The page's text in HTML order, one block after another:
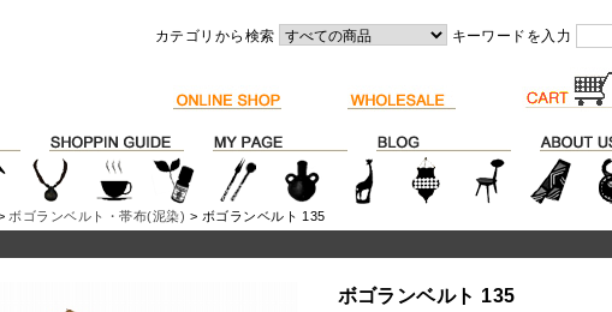
カテゴリから検索 キーワードを入力
ボゴランベルト・帯布(泥染) > ボゴランベルト 135
ボゴランベルト 135